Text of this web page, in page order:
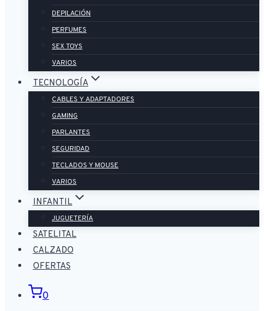
DEPILACIÓN
PERFUMES
SEX TOYS
VARIOS
TECNOLOGÍA
CABLES Y ADAPTADORES
GAMING
PARLANTES
SEGURIDAD
TECLADOS Y MOUSE
VARIOS
INFANTIL
JUGUETERÍA
SATELITAL
CALZADO
OFERTAS
0